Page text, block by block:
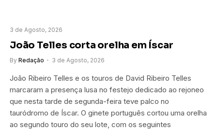
3 de Agosto, 2026
João Telles corta orelha em Íscar
By Redação 3 de Agosto, 2026
João Ribeiro Telles e os touros de David Ribeiro Telles
marcaram a presença lusa no festejo dedicado ao rejoneo
que nesta tarde de segunda-feira teve palco no
tauródromo de Íscar. O ginete português cortou uma orelha
ao segundo touro do seu lote, com os seguintes